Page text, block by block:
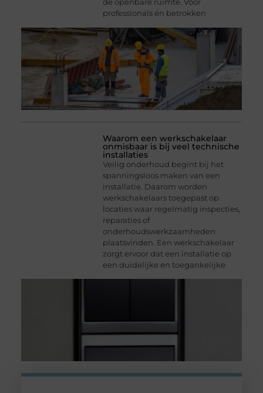
de openbare ruimte. Voor
professionals én betrokken
Waarom een werkschakelaar
onmisbaar is bij veel technische
installaties
Veilig onderhoud begint bij het
spanningsloos maken van een
installatie. Daarom worden
werkschakelaars toegepast op
locaties waar regelmatig inspecties,
reparaties of
onderhoudswerkzaamheden
plaatsvinden. Een werkschakelaar
zorgt ervoor dat een installatie op
een duidelijke en toegankelijke